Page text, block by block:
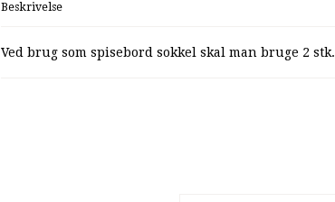
Beskrivelse
Ved brug som spisebord sokkel skal man bruge 2 stk.